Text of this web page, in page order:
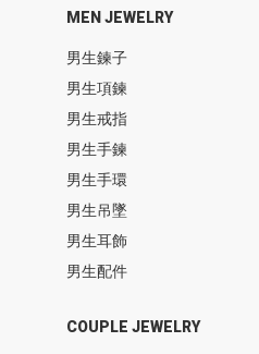
MEN JEWELRY
男生鍊子
男生項鍊
男生戒指
男生手鍊
男生手環
男生吊墜
男生耳飾
男生配件
COUPLE JEWELRY